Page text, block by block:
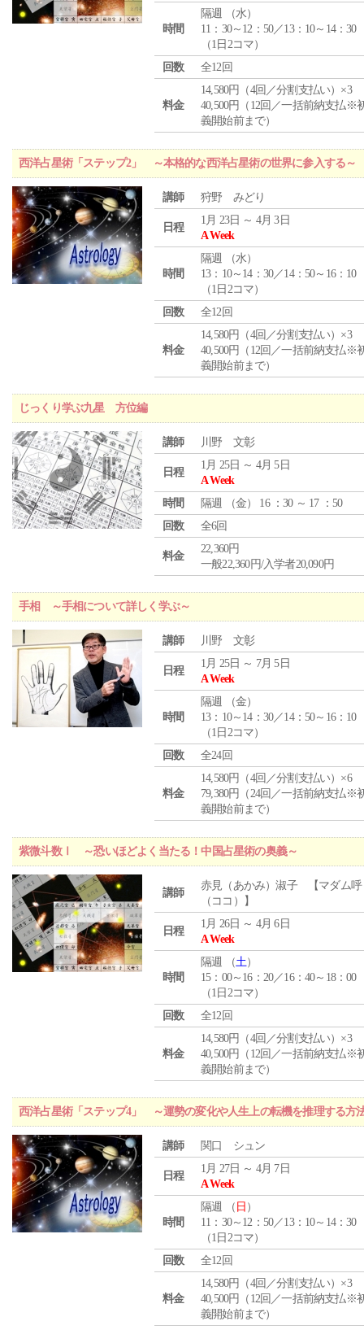
時間
隔週 （水）
11：30～12：50／13：10～14：30
（1日2コマ）
回数
全12回
料金
14,580円（4回／分割支払い）×3
40,500円（12回／一括前納支払※
義開始前まで）
西洋占星術「ステップ2」 ～本格的な西洋占星術の世界に参入する～
講師 狩野 みどり
日程
1月 23日 ～ 4月 3日
A Week
時間
隔週 （水）
13：10～14：30／14：50～16：10
（1日2コマ）
回数
全12回
料金
14,580円（4回／分割支払い）×3
40,500円（12回／一括前納支払※
義開始前まで）
じっくり学ぶ九星 方位編
講師 川野 文彰
日程
1月 25日 ～ 4月 5日
A Week
時間
隔週 （金） 16 ：30 ～ 17 ：50
回数
全6回
料金
22,360円
一般22,360円/入学者20,090円
手相 ～手相について詳しく学ぶ～
講師 川野 文彰
日程
1月 25日 ～ 7月 5日
A Week
時間
隔週 （金）
13：10～14：30／14：50～16：10
（1日2コマ）
回数
全24回
料金
14,580円（4回／分割支払い）×6
79,380円（24回／一括前納支払※
義開始前まで）
紫微斗数Ⅰ ～恐いほどよく当たる！中国占星術の奥義～
講師
赤見（あかみ）淑子 【マダム呼
（ココ）】
日程
1月 26日 ～ 4月 6日
A Week
時間
隔週 （土）
15：00～16：20／16：40～18：00
（1日2コマ）
回数
全12回
料金
14,580円（4回／分割支払い）×3
40,500円（12回／一括前納支払※
義開始前まで）
西洋占星術「ステップ4」 ～運勢の変化や人生上の転機を推理する方
講師 関口 シュン
日程
1月 27日 ～ 4月 7日
A Week
時間
隔週 （ 日 ）
11：30～12：50／13：10～14：30
（1日2コマ）
回数
全12回
料金
14,580円（4回／分割支払い）×3
40,500円（12回／一括前納支払※
義開始前まで）